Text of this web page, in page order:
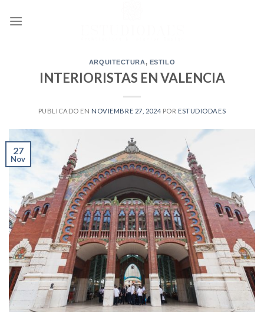
ARQUITECTURA, ESTILO
INTERIORISTAS EN VALENCIA
PUBLICADO EN NOVIEMBRE 27, 2024 POR ESTUDIODAES
27
Nov